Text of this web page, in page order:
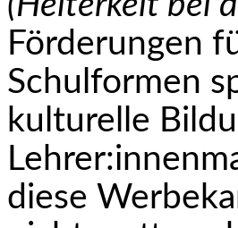
Förderungen
Schulformen
kulturelle
diese